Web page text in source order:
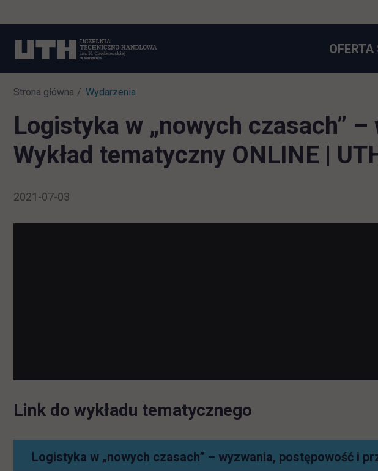
nawigacje
Strona główna Wydarzenia
Logistyka w „nowych czasach”
Wykład tematyczny ONLINE |
2021-07-03
Link do wykładu tematycznego
Logistyka w „nowych czasach” – wyzwania, postępowość i